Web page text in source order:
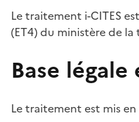
Le traitement i-CITES
(ET4) du ministère de
Base
Le traitement est mis